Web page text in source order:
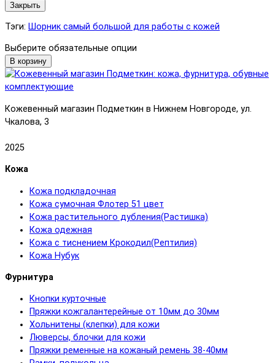
Закрыть
Тэги: Шорник самый большой для работы с кожей
Выберите обязательные опции
В корзину
Кожевенный магазин Подметкин в Нижнем Новгороде, ул.
Чкалова, 3
2025
Кожа
Кожа подкладочная
Кожа сумочная Флотер 51 цвет
Кожа растительного дубления(Растишка)
Кожа одежная
Кожа с тиснением Крокодил(Рептилия)
Кожа Нубук
Фурнитура
Кнопки курточные
Пряжки кожгалантерейные от 10мм до 30мм
Хольнитены (клепки) для кожи
Люверсы, блочки для кожи
Пряжки ременные на кожаный ремень 38-40мм